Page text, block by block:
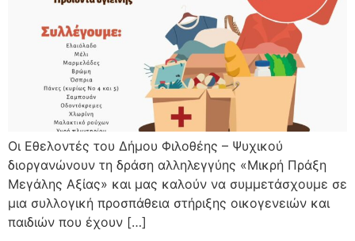
Οι Εθελοντές του Δήμου Φιλοθέης – Ψυχικού
διοργανώνουν τη δράση αλληλεγγύης «Μικρή Πράξη
Μεγάλης Αξίας» και μας καλούν να συμμετάσχουμε σε
μια συλλογική προσπάθεια στήριξης οικογενειών και
παιδιών που έχουν […]